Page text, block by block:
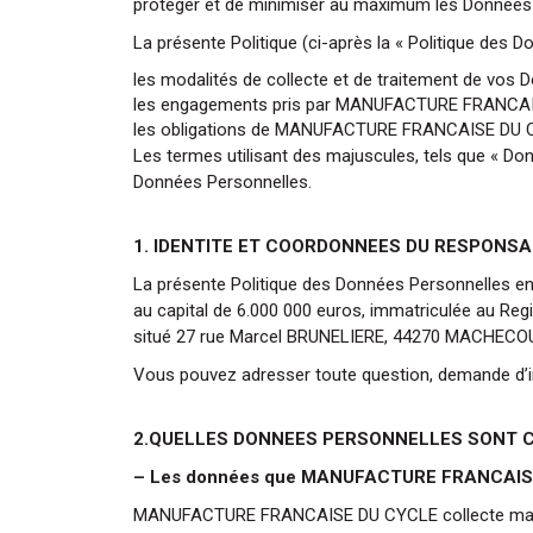
La présente Politique (ci-après la « Politique des
les modalités de collecte et de traitement de vos
les engagements pris par MANUFACTURE
les obligations de MANUFACTURE FRANCAISE
Les termes utilisant des majuscules, tels que «
Données Personnelles.
1. IDENTITE ET COORDONNEES DU
La présente Politique des Données Personnelles
au capital de 6.000 000 euros, immatriculée au
situé 27 rue Marcel BRUNELIERE, 44270
Vous pouvez adresser toute question, demande
2.QUELLES DONNEES PERSONNELLES SONT
– Les données que MANUFACTURE
MANUFACTURE FRANCAISE DU CYCLE